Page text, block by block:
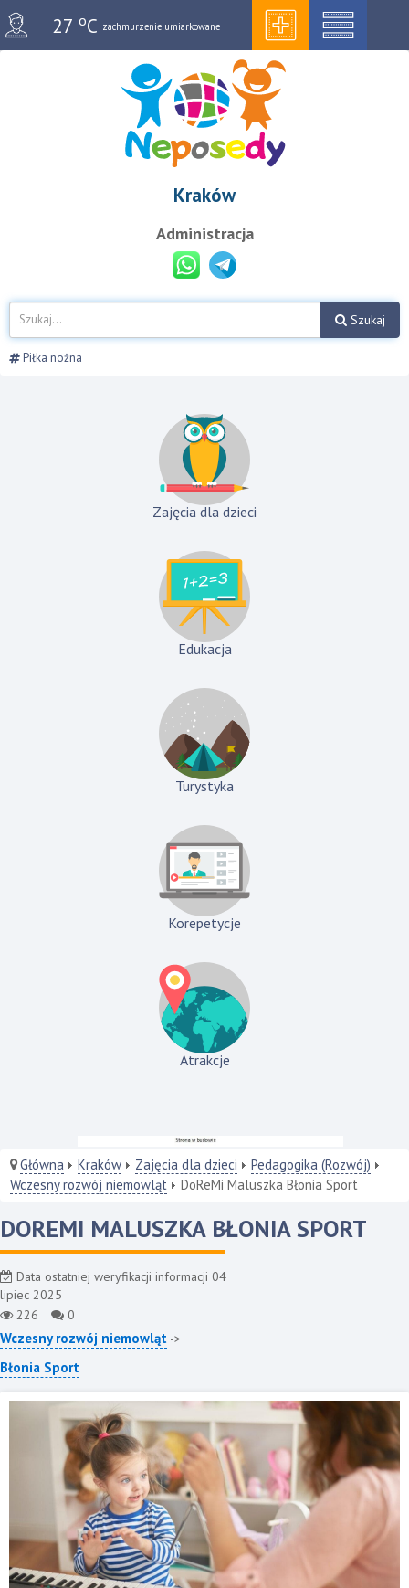
27oC zachmurzenie umiarkowane
Kraków
Administracja
Szukaj
Piłka nożna
Zajęcia dla dzieci
Edukacja
Turystyka
Korepetycje
Atrakcje
Główna Kraków Zajęcia dla dzieci
Pedagogika (Rozwój)
Wczesny rozwój niemowląt
DoReMi Maluszka Błonia Sport
DOREMI MALUSZKA BŁONIA SPORT
Data ostatniej weryfikacji informacji 04
lipiec 2025
226
0
Wczesny rozwój niemowląt ->
Błonia Sport